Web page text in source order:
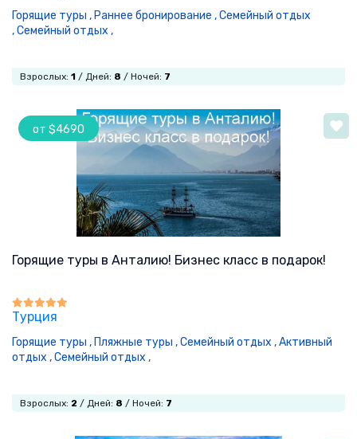
Горящие туры , Раннее бронирование ,Семейный отдых
,Семейный отдых ,
Взрослых: 1 / Дней: 8 / Ночей: 7
от $4690
Горящие туры в Анталию! Бизнес класс в подарок!
Турция
Горящие туры , Пляжные туры ,Семейный отдых ,Активный
отдых ,Семейный отдых ,
Взрослых: 2 / Дней: 8 / Ночей: 7